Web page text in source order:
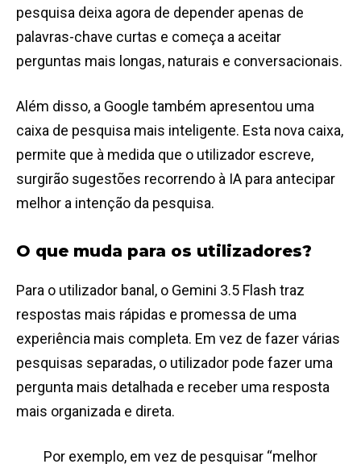
pesquisa deixa agora de depender apenas de
palavras-chave curtas e começa a aceitar
perguntas mais longas, naturais e conversacionais.
Além disso, a Google também apresentou uma
caixa de pesquisa mais inteligente. Esta nova caixa,
permite que à medida que o utilizador escreve,
surgirão sugestões recorrendo à IA para antecipar
melhor a intenção da pesquisa.
O que muda para os utilizadores?
Para o utilizador banal, o Gemini 3.5 Flash traz
respostas mais rápidas e promessa de uma
experiência mais completa. Em vez de fazer várias
pesquisas separadas, o utilizador pode fazer uma
pergunta mais detalhada e receber uma resposta
mais organizada e direta.
Por exemplo, em vez de pesquisar “melhor